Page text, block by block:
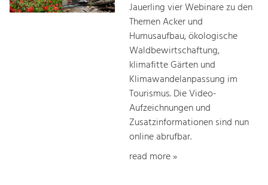
Jauerling vier Webinare zu den
Themen Acker und
Humusaufbau, ökologische
Waldbewirtschaftung,
klimafitte Gärten und
Klimawandelanpassung im
Tourismus. Die Video-
Aufzeichnungen und
Zusatzinformationen sind nun
online abrufbar.
read more »